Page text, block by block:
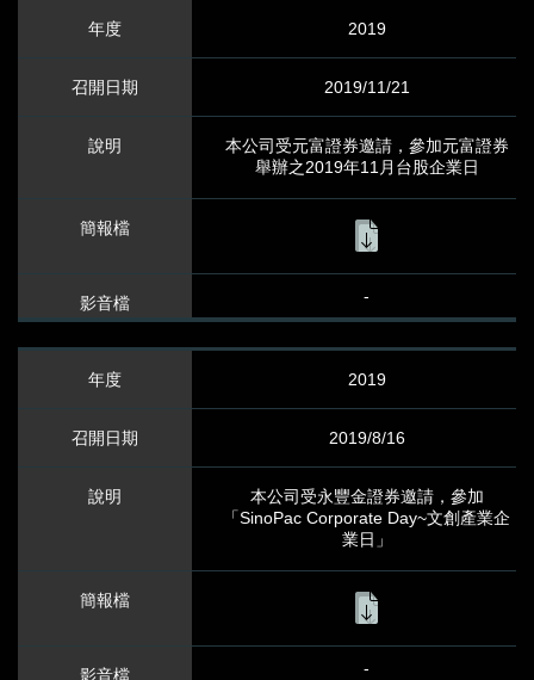
2019
2019/11/21
本公司受元富證券邀請，參加元富證券
舉辦之2019年11月台股企業日
-
2019
2019/8/16
本公司受永豐金證券邀請，參加
「SinoPac Corporate Day~文創產業企
業日」
-